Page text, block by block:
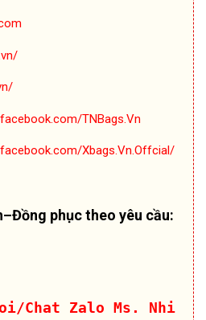
TNBags.Vn
Xbags.Vn.Offcial/
phục theo yêu cầu:
Chat Zalo Ms. Nhi